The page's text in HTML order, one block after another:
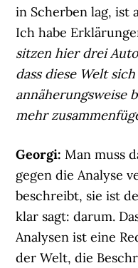
in Scherben lag, ist
Ich habe
sitzen hier drei
dass diese Welt
annäherungsweise
mehr
Georgi: Man muss
gegen die Analyse
beschreibt, sie ist
klar sagt: darum.
Analysen ist eine
der Welt, die